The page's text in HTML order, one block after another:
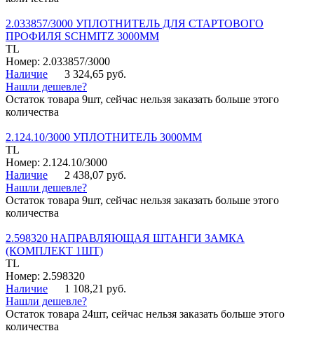
2.033857/3000 УПЛОТНИТЕЛЬ ДЛЯ СТАРТОВОГО
ПРОФИЛЯ SCHMITZ 3000ММ
TL
Номер: 2.033857/3000
Наличие
3 324,65 руб.
Нашли дешевле?
Остаток товара 9шт, сейчас нельзя заказать больше этого
количества
2.124.10/3000 УПЛОТНИТЕЛЬ 3000ММ
TL
Номер: 2.124.10/3000
Наличие
2 438,07 руб.
Нашли дешевле?
Остаток товара 9шт, сейчас нельзя заказать больше этого
количества
2.598320 НАПРАВЛЯЮЩАЯ ШТАНГИ ЗАМКА
(КОМПЛЕКТ 1ШТ)
TL
Номер: 2.598320
Наличие
1 108,21 руб.
Нашли дешевле?
Остаток товара 24шт, сейчас нельзя заказать больше этого
количества